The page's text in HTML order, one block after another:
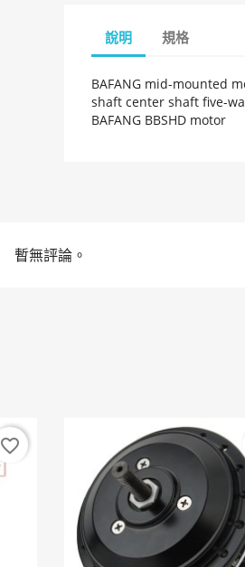
說明 規格
BAFANG mid-mounted
shaft center shaft five-
BAFANG BBSHD motor
暫無評論。
favorite_border